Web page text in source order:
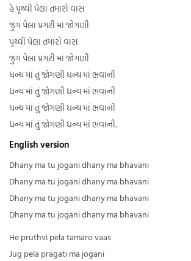
હે પૃથ્વી પેલા તમારો વાસ
જુગ પેલા પ્રગટી માં જોગણી
પૃથ્વી પેલા તમારો વાસ
જુગ પેલા પ્રગટી માં જોગણી
ધન્ય માં તું જોગણી ધન્ય માં ભવાની
ધન્ય માં તું જોગણી ધન્ય માં ભવાની
ધન્ય માં તું જોગણી ધન્ય માં ભવાની
ધન્ય માં તું જોગણી ધન્ય માં ભવાની.
English version
Dhany ma tu jogani dhany ma bhavani
Dhany ma tu jogani dhany ma bhavani
Dhany ma tu jogani dhany ma bhavani
Dhany ma tu jogani dhany ma bhavani
He pruthvi pela tamaro vaas
Jug pela pragati ma jogani